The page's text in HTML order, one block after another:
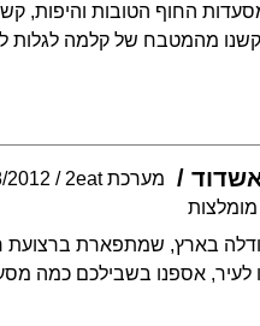
החוף הטובות והיפות,
מהמטבח של קלמה לגלות
מערכת 2eat
2012
בארץ, שמתפארת ברצועת
אספנו בשבילכם כמה